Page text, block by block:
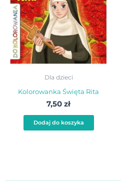
Dla dzieci
Kolorowanka Święta Rita
7,50 zł
Dodaj do koszyka